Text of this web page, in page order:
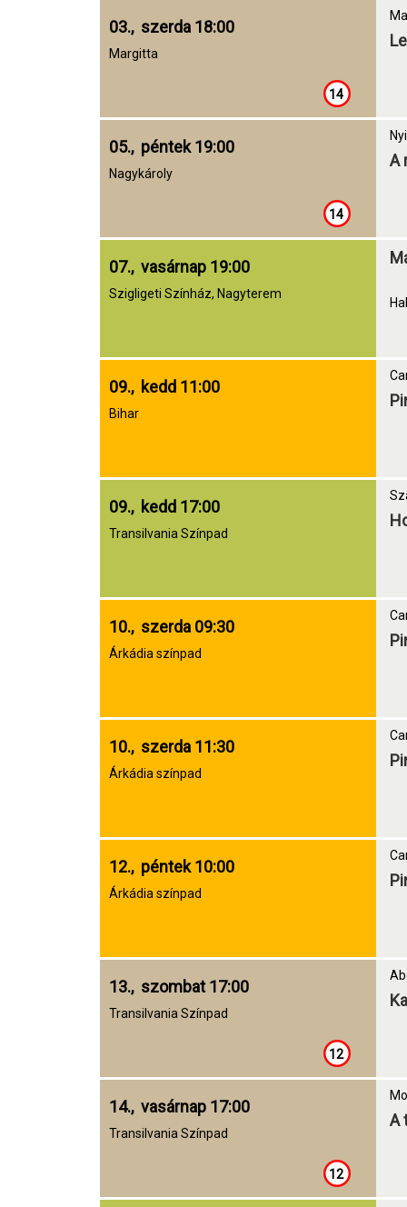
03., szerda 18:00
Margitta
14
05., péntek 19:00
Nagykároly
14
A
07., vasárnap 19:00
Szigligeti Színház, Nagyterem
09., kedd 11:00
Bihar
09., kedd 17:00
Transilvania Színpad
10., szerda 09:30
Árkádia színpad
10., szerda 11:30
Árkádia színpad
12., péntek 10:00
Árkádia színpad
13., szombat 17:00
Transilvania Színpad
12
14., vasárnap 17:00
Transilvania Színpad
12
A